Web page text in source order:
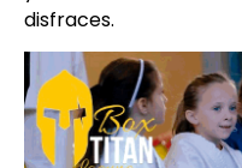
disfraces.